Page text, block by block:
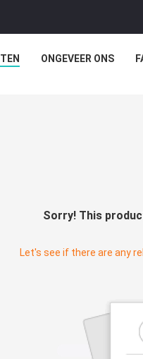
ONGEVEER ONS
Sorry! This
Let's see if there are any